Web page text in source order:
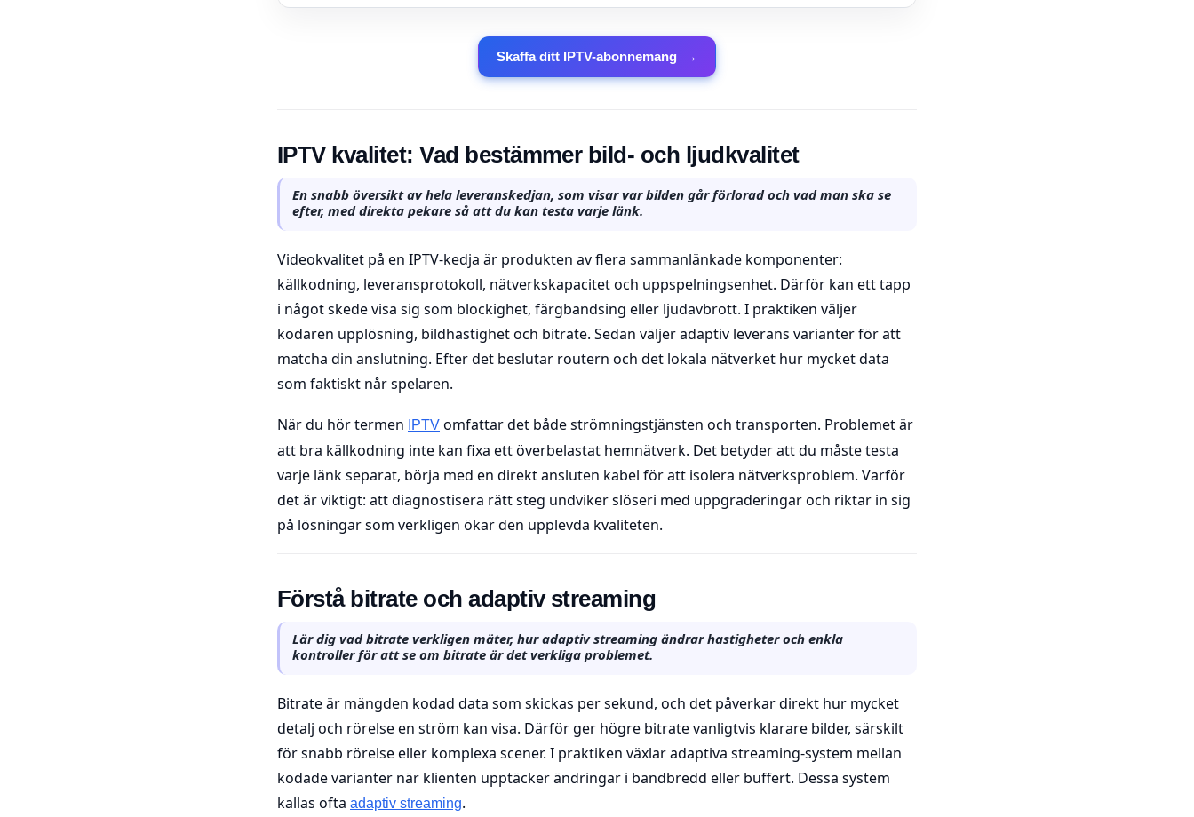
Skaffa ditt IPTV-abonnemang →
IPTV kvalitet: Vad bestämmer bild- och ljudkvalitet
En snabb översikt av hela leveranskedjan, som visar var bilden går förlorad och vad man ska se
efter, med direkta pekare så att du kan testa varje länk.
Videokvalitet på en IPTV-kedja är produkten av flera sammanlänkade komponenter:
källkodning, leveransprotokoll, nätverkskapacitet och uppspelningsenhet. Därför kan ett tapp
i något skede visa sig som blockighet, färgbandsing eller ljudavbrott. I praktiken väljer
kodaren upplösning, bildhastighet och bitrate. Sedan väljer adaptiv leverans varianter för att
matcha din anslutning. Efter det beslutar routern och det lokala nätverket hur mycket data
som faktiskt når spelaren.
När du hör termen IPTV omfattar det både strömningstjänsten och transporten. Problemet är
att bra källkodning inte kan fixa ett överbelastat hemnätverk. Det betyder att du måste testa
varje länk separat, börja med en direkt ansluten kabel för att isolera nätverksproblem. Varför
det är viktigt: att diagnostisera rätt steg undviker slöseri med uppgraderingar och riktar in sig
på lösningar som verkligen ökar den upplevda kvaliteten.
Förstå bitrate och adaptiv streaming
Lär dig vad bitrate verkligen mäter, hur adaptiv streaming ändrar hastigheter och enkla
kontroller för att se om bitrate är det verkliga problemet.
Bitrate är mängden kodad data som skickas per sekund, och det påverkar direkt hur mycket
detalj och rörelse en ström kan visa. Därför ger högre bitrate vanligtvis klarare bilder, särskilt
för snabb rörelse eller komplexa scener. I praktiken växlar adaptiva streaming-system mellan
kodade varianter när klienten upptäcker ändringar i bandbredd eller buffert. Dessa system
kallas ofta adaptiv streaming.